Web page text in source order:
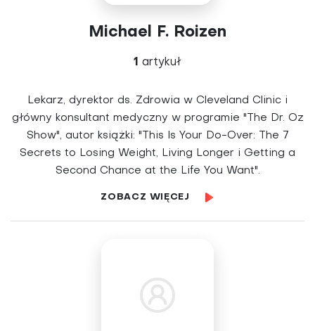
Michael F. Roizen
1 artykuł
Lekarz, dyrektor ds. Zdrowia w Cleveland Clinic i
główny konsultant medyczny w programie "The Dr. Oz
Show", autor książki: "This Is Your Do-Over: The 7
Secrets to Losing Weight, Living Longer i Getting a
Second Chance at the Life You Want".
ZOBACZ WIĘCEJ